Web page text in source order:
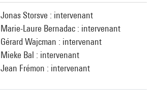
Jonas Storsve : intervenant
Marie-Laure Bernadac : intervenant
Gérard Wajcman : intervenant
Mieke Bal : intervenant
Jean Frémon : intervenant